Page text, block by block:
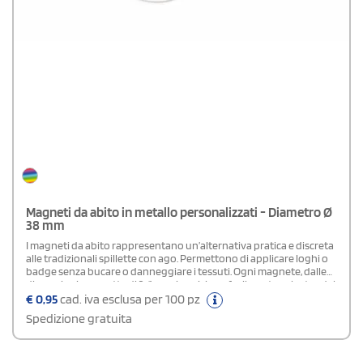
Magneti da abito in metallo personalizzati - Diametro Ø
38 mm
I magneti da abito rappresentano un’alternativa pratica e discreta
alle tradizionali spillette con ago. Permettono di applicare loghi o
badge senza bucare o danneggiare i tessuti. Ogni magnete, dalle
dimensioni compatte di 2x1 cm, si posiziona facilmente sul retro del
capo, all’interno, e si attacca o si rimuove con un semplice
gesto.N.B. Funzionano bene su tessuti leggeri come t-shirt,
camicette o maglioncini. Non possiamo garantire la tenuta su
tessuti più pesanti (maglioni in lana, giacche o giubbotti)
€0,95cad. iva esclusa per 100 pz
Spedizione gratuita